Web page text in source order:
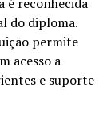
do diploma.
permite
acesso a
e suporte